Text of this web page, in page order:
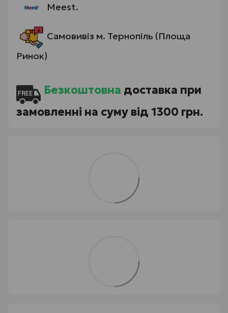
Meest.
Самовивіз м. Тернопіль (Площа
Ринок)
Безкоштовна доставка при
замовленні на суму від 1300 грн.